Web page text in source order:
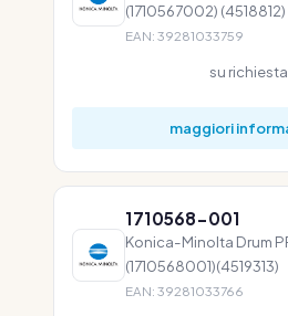
(1710567002) (4518812)
EAN: 39281033759
su richiesta
maggiori
1710568-001
Konica-Minolta Drum
(1710568001)(4519313)
EAN: 39281033766